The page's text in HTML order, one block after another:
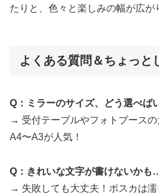
たりと、色々と楽しみの幅が広が
よくある質問＆ちょっと
Q：ミラーのサイズ、どう選べば
→ 受付テーブルやフォトブースの
A4〜A3が人気！
Q：きれいな文字が書けないかも
→ 失敗しても大丈夫！ポスカは